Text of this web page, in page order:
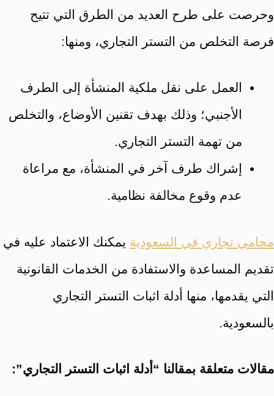
وحرصت على طرح العديد من الطرق التي تتيح
فرصة التخلص من التستر التجاري، ومنها:
العمل على نقل ملكية المنشأة إلى الطرف
الأجنبي؛ وذلك بهدف تقنين الأوضاع، والتخلص
من تهمة التستر التجاري.
إشراك طرف آخر في المنشأة، مع مراعاة
عدم وقوع مخالفة نظامية.
محامي تجاري في السعودية يمكنك الاعتماد عليه في
تقديم المساعدة والاستفادة من الخدمات القانونية
التي يقدمها، منها أدلة اثبات التستر التجاري
بالسعودية.
مقالات متعلقة بمقالنا “أدلة اثبات التستر التجاري”: